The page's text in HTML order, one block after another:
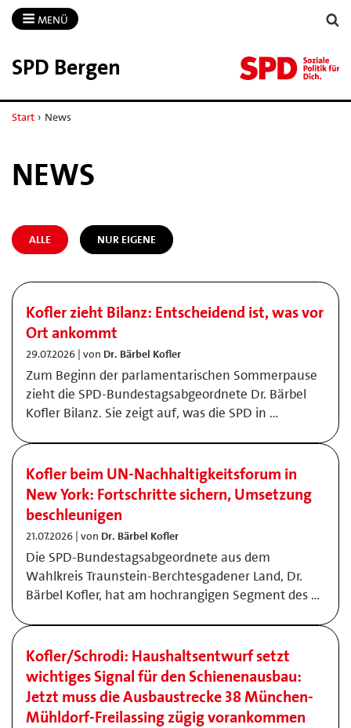
MENÜ
SPD Bergen
Start › News
NEWS
ALLE NUR EIGENE
Kofler zieht Bilanz: Entscheidend ist, was vor
Ort ankommt
29.07.2026 | von Dr. Bärbel Kofler
Zum Beginn der parlamentarischen Sommerpause
zieht die SPD-Bundestagsabgeordnete Dr. Bärbel
Kofler Bilanz. Sie zeigt auf, was die SPD in …
Kofler beim UN-Nachhaltigkeitsforum in
New York: Fortschritte sichern, Umsetzung
beschleunigen
21.07.2026 | von Dr. Bärbel Kofler
Die SPD-Bundestagsabgeordnete aus dem
Wahlkreis Traunstein-Berchtesgadener Land, Dr.
Bärbel Kofler, hat am hochrangigen Segment des …
Kofler/Schrodi: Haushaltsentwurf setzt
wichtiges Signal für den Schienenausbau:
Jetzt muss die Ausbaustrecke 38 München-
Mühldorf-Freilassing zügig vorankommen